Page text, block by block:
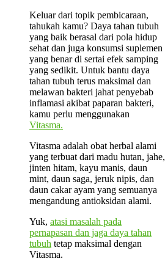
Keluar dari topik pembicaraan,
tahukah kamu? Daya tahan tubuh
yang baik berasal dari pola hidup
sehat dan juga konsumsi suplemen
yang benar di sertai efek samping
yang sedikit. Untuk bantu daya
tahan tubuh terus maksimal dan
melawan bakteri jahat penyebab
inflamasi akibat paparan bakteri,
kamu perlu menggunakan
Vitasma.
Vitasma adalah obat herbal alami
yang terbuat dari madu hutan, jahe,
jinten hitam, kayu manis, daun
mint, daun saga, jeruk nipis, dan
daun cakar ayam yang semuanya
mengandung antioksidan alami.
Yuk, atasi masalah pada
pernapasan dan jaga daya tahan
tubuh tetap maksimal dengan
Vitasma.